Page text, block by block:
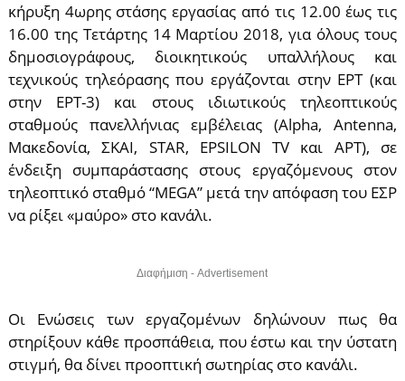
κήρυξη 4ωρης στάσης εργασίας από τις 12.00 έως τις
16.00 της Τετάρτης 14 Μαρτίου 2018, για όλους τους
δημοσιογράφους, διοικητικούς υπαλλήλους και
τεχνικούς τηλεόρασης που εργάζονται στην ΕΡΤ (και
στην ΕΡΤ-3) και στους ιδιωτικούς τηλεοπτικούς
σταθμούς πανελλήνιας εμβέλειας (Alpha, Antenna,
Μακεδονία, ΣΚΑΙ, STAR, EPSILON TV και ΑΡΤ), σε
ένδειξη συμπαράστασης στους εργαζόμενους στον
τηλεοπτικό σταθμό “MEGA” μετά την απόφαση του ΕΣΡ
να ρίξει «μαύρο» στο κανάλι.
Διαφήμιση - Advertisement
Οι Ενώσεις των εργαζομένων δηλώνουν πως θα
στηρίξουν κάθε προσπάθεια, που έστω και την ύστατη
στιγμή, θα δίνει προοπτική σωτηρίας στο κανάλι.